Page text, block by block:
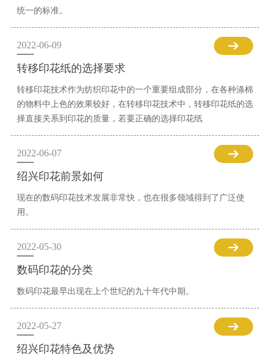
统一的标准。
2022-06-09
转移印花纸的选择要求
转移印花技术作为纺织印花中的一个重要组成部分，在各种涤棉
的物料中上色的效果较好，在转移印花技术中，转移印花纸的选
择直接关系到印花的质量，若要正确的选择印花纸
2022-06-07
绍兴印花前景如何
现在的数码印花技术发展非常快，也在很多领域得到了广泛使
用。
2022-05-30
数码印花的分类
数码印花最早出现在上个世纪的九十年代中期。
2022-05-27
绍兴印花特色及优势